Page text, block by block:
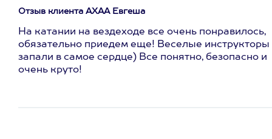
Отзыв клиента АХАА Евгеша
На катании на вездеходе все очень понравилось,
обязательно приедем еще! Веселые инструкторы
запали в самое сердце) Все понятно, безопасно и
очень круто!